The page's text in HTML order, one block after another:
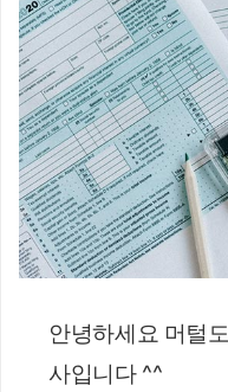
안녕하세요 머털
사입니다 ^^